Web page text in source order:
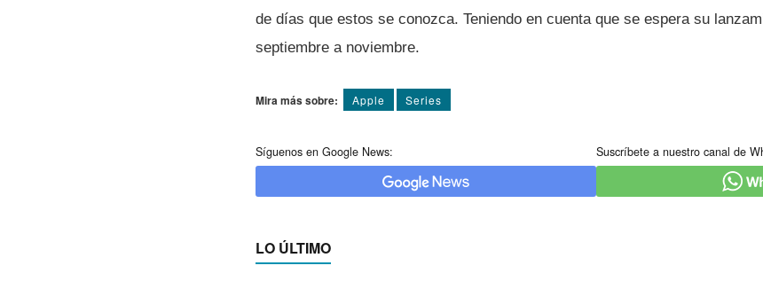
de dí­as que estos se conozca. Teniendo en cuenta que se espera su
septiembre a noviembre.
Mira más sobre: Apple Series
Síguenos en Google News: Suscríbete a nuestro canal de
LO ÚLTIMO